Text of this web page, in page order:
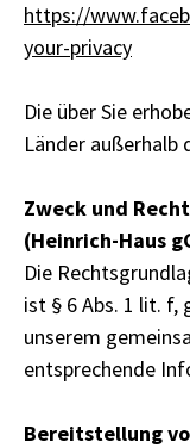
https://
your-privacy
Die über Sie
Länder außerhalb
Zweck und
(Heinrich-Haus
Die
ist § 6 Abs. 1 lit. f,
unserem
entsprechende
Bereitstellung